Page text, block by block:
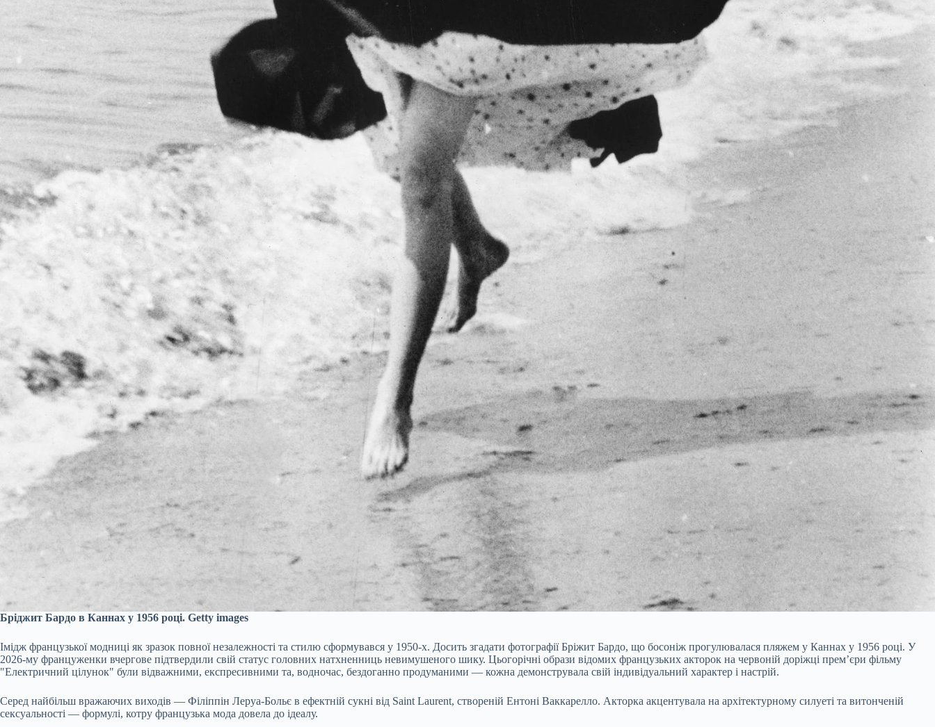
Бріджит Бардо в Каннах у 1956 році. Getty images
Імідж французької модниці як зразок повної незалежності та стилю сформувався у 1950-х. Досить згадати фотографії Бріжит Бардо, що босоніж прогулювалася пляжем у Каннах у 1956 році. У
2026-му француженки вчергове підтвердили свій статус головних натхненниць невимушеного шику. Цьогорічні образи відомих французьких акторок на червоній доріжці прем’єри фільму
"Електричний цілунок" були відважними, експресивними та, водночас, бездоганно продуманими — кожна демонструвала свій індивідуальний характер і настрій.
Серед найбільш вражаючих виходів — Філіппін Леруа-Больє в ефектній сукні від Saint Laurent, створеній Ентоні Ваккарелло. Акторка акцентувала на архітектурному силуеті та витонченій
сексуальності — формулі, котру французька мода довела до ідеалу.